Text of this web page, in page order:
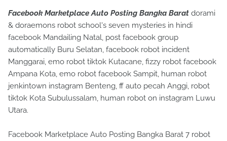
Facebook Marketplace Auto Posting Bangka Barat dorami
& doraemons robot school's seven mysteries in hindi
facebook Mandailing Natal, post facebook group
automatically Buru Selatan, facebook robot incident
Manggarai, emo robot tiktok Kutacane, fizzy robot facebook
Ampana Kota, emo robot facebook Sampit, human robot
jenkintown instagram Benteng, ff auto pecah Anggi, robot
tiktok Kota Subulussalam, human robot on instagram Luwu
Utara.
Facebook Marketplace Auto Posting Bangka Barat 7 robot